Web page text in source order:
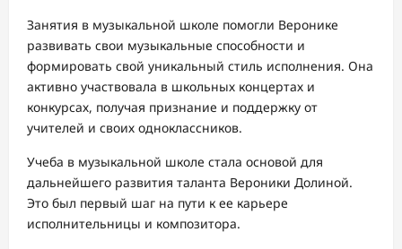
Занятия в музыкальной школе помогли Веронике
развивать свои музыкальные способности и
формировать свой уникальный стиль исполнения. Она
активно участвовала в школьных концертах и
конкурсах, получая признание и поддержку от
учителей и своих одноклассников.
Учеба в музыкальной школе стала основой для
дальнейшего развития таланта Вероники Долиной.
Это был первый шаг на пути к ее карьере
исполнительницы и композитора.